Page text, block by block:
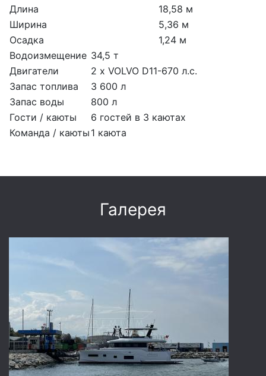
Длина
18,58 м
Ширина
5,36 м
Осадка
1,24 м
Водоизмещение 34,5 т
Двигатели
2 x VOLVO D11-670 л.с.
Запас топлива
3 600 л
Запас воды
800 л
Гости / каюты
6 гостей в 3 каютах
Команда / каюты 1 каюта
Галерея